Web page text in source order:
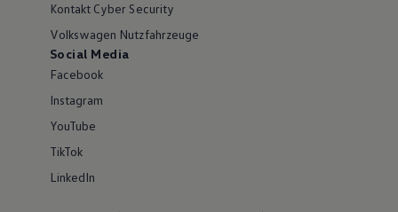
Kontakt Cyber Security
Volkswagen Nutzfahrzeuge
Social Media
Facebook
Instagram
YouTube
TikTok
LinkedIn